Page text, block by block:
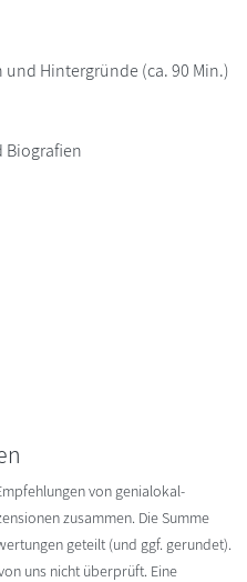
und Hintergründe (ca. 90 Min.)
von genialokal-
zusammen. Die Summe
geteilt (und ggf. gerundet).
uns nicht überprüft. Eine